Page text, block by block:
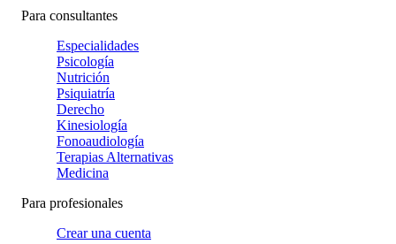
Para consultantes
Especialidades
Psicología
Nutrición
Psiquiatría
Derecho
Kinesiología
Fonoaudiología
Terapias Alternativas
Medicina
Para profesionales
Crear una cuenta